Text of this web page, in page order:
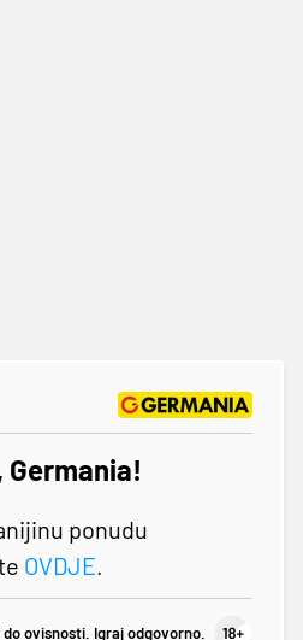
ponudu
OVDJE.
ovisnosti. Igraj odgovorno.